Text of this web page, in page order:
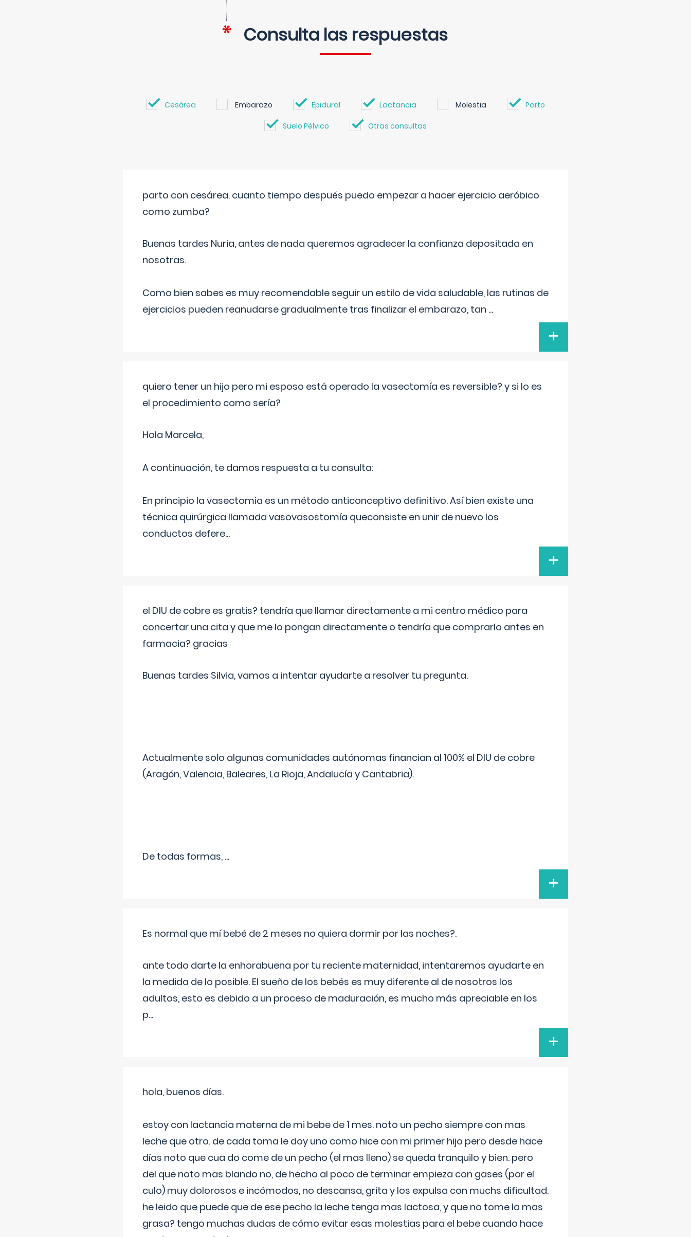
Consulta las respuestas
Cesárea Embarazo Epidural Lactancia Molestia Parto
Suelo Pélvico Otras consultas
parto con cesárea. cuanto tiempo después puedo empezar a hacer ejercicio aeróbico
como zumba?
Buenas tardes Nuria, antes de nada queremos agradecer la confianza depositada en
nosotras.
Como bien sabes es muy recomendable seguir un estilo de vida saludable, las rutinas de
ejercicios pueden reanudarse gradualmente tras finalizar el embarazo, tan ...
+
quiero tener un hijo pero mi esposo está operado la vasectomía es reversible? y si lo es
el procedimiento como sería?
Hola Marcela,
A continuación, te damos respuesta a tu consulta:
En principio la vasectomia es un método anticonceptivo definitivo. Así bien existe una
técnica quirúrgica llamada vasovasostomía queconsiste en unir de nuevo los
conductos defere...
+
el DIU de cobre es gratis? tendría que llamar directamente a mi centro médico para
concertar una cita y que me lo pongan directamente o tendría que comprarlo antes en
farmacia? gracias
Buenas tardes Silvia, vamos a intentar ayudarte a resolver tu pregunta.
Actualmente solo algunas comunidades autónomas financian al 100% el DIU de cobre
(Aragón, Valencia, Baleares, La Rioja, Andalucía y Cantabria).
De todas formas, ...
+
Es normal que mí bebé de 2 meses no quiera dormir por las noches?.
ante todo darte la enhorabuena por tu reciente maternidad, intentaremos ayudarte en
la medida de lo posible. El sueño de los bebés es muy diferente al de nosotros los
adultos, esto es debido a un proceso de maduración, es mucho más apreciable en los
p...
+
hola, buenos días.
estoy con lactancia materna de mi bebe de 1 mes. noto un pecho siempre con mas
leche que otro. de cada toma le doy uno como hice con mi primer hijo pero desde hace
días noto que cua do come de un pecho (el mas lleno) se queda tranquilo y bien. pero
del que noto mas blando no, de hecho al poco de terminar empieza con gases (por el
culo) muy dolorosos e incómodos, no descansa, grita y los expulsa con muchs dificultad.
he leido que puede que de ese pecho la leche tenga mas lactosa, y que no tome la mas
grasa? tengo muchas dudas de cómo evitar esas molestias para el bebe cuando hace